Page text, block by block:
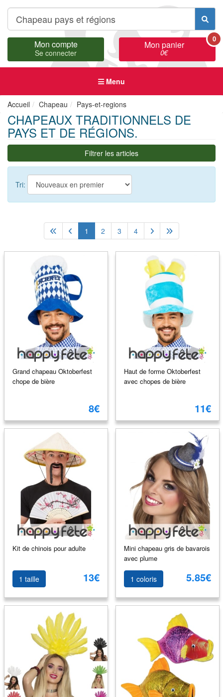
Mon compte
Se connecter
Mon panier
0€
0
Menu
Accueil Chapeau Pays-et-regions
CHAPEAUX TRADITIONNELS DE
PAYS ET DE RÉGIONS.
Filtrer les articles
Tri:
1 2 3 4
Grand chapeau Oktoberfest
chope de bière
8€
Haut de forme Oktoberfest
avec chopes de bière
11€
Kit de chinois pour adulte
1 taille 13€
Mini chapeau gris de bavarois
avec plume
1 coloris 5.85€